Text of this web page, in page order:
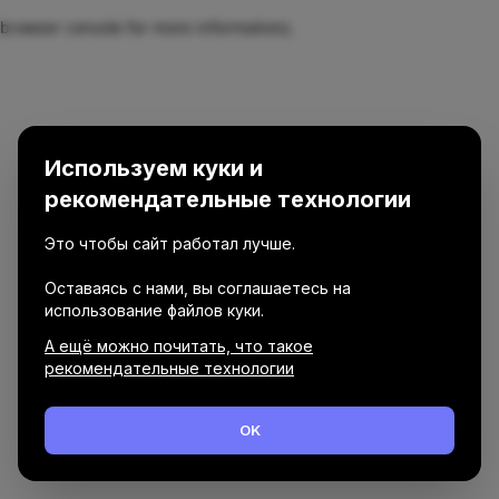
browser console for more information)
Используем куки и
рекомендательные технологии
Это чтобы сайт работал лучше.
Оставаясь с нами, вы соглашаетесь на
использование файлов куки.
А ещё можно почитать, что такое
рекомендательные технологии
OK